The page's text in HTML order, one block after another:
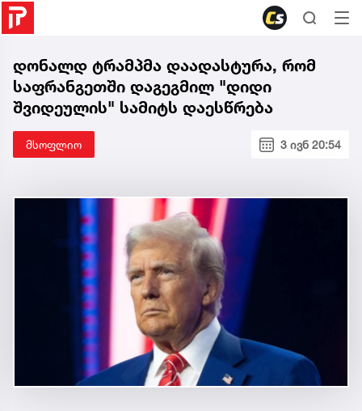
დონალდ ტრამპმა დაადასტურა, რომ
საფრანგეთში დაგეგმილ "დიდი
შვიდეულის" სამიტს დაესწრება
მსოფლიო 3 ივნ 20:54